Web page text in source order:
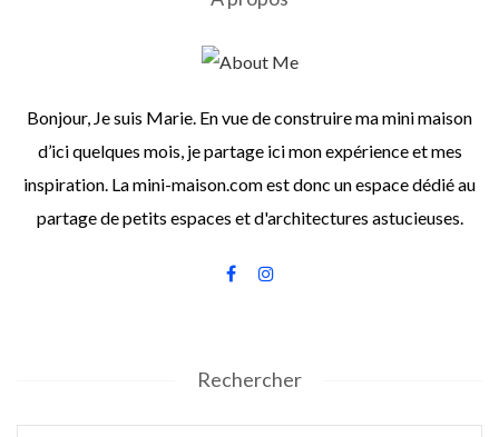
Bonjour, Je suis Marie. En vue de construire ma mini maison
d’ici quelques mois, je partage ici mon expérience et mes
inspiration. La mini-maison.com est donc un espace dédié au
partage de petits espaces et d'architectures astucieuses.
Rechercher